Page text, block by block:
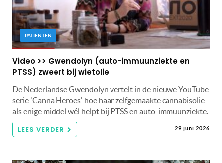
PATIËNTEN
Video >> Gwendolyn (auto-immuunziekte en
PTSS) zweert bij wietolie
De Nederlandse Gwendolyn vertelt in de nieuwe YouTube
serie 'Canna Heroes' hoe haar zelfgemaakte cannabisolie
als enige middel wél helpt bij PTSS en auto-immuunziekte.
LEES VERDER 29 juni 2026